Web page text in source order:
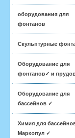
оборудования для
фонтанов
Скульптурные
Оборудование для
фонтанов✓ и
Оборудование для
бассейнов ✓
Химия для
Маркопул ✓